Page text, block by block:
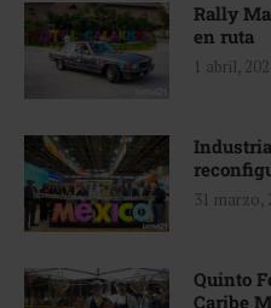
Rally
en ruta
1 abril,
31 marzo,
Quinto
Caribe